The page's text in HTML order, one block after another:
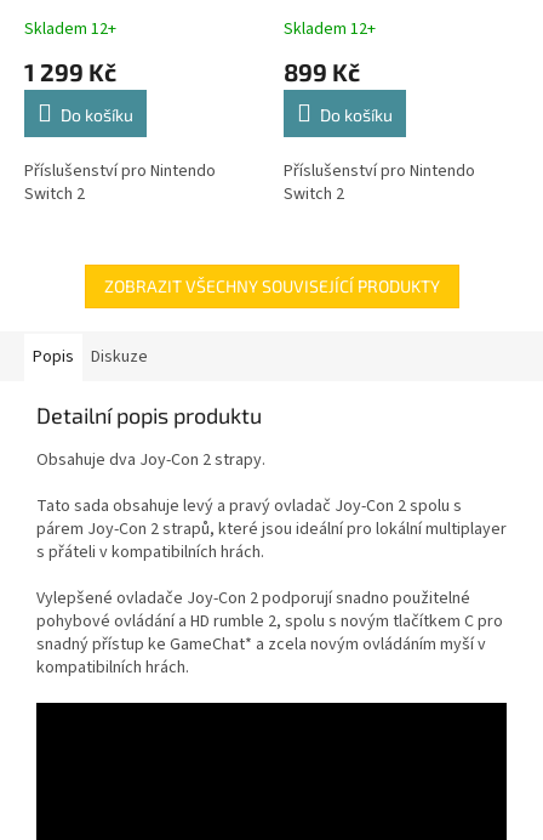
Skladem 12+
1 299 Kč
Do košíku
Příslušenství pro Nintendo
Switch 2
Skladem 12+
899 Kč
Do košíku
Příslušenství pro Nintendo
Switch 2
ZOBRAZIT VŠECHNY SOUVISEJÍCÍ PRODUKTY
Popis Diskuze
Detailní popis produktu
Obsahuje dva Joy-Con 2 strapy.
Tato sada obsahuje levý a pravý ovladač Joy-Con 2 spolu s
párem Joy-Con 2 strapů, které jsou ideální pro lokální multiplayer
s přáteli v kompatibilních hrách.
Vylepšené ovladače Joy-Con 2 podporují snadno použitelné
pohybové ovládání a HD rumble 2, spolu s novým tlačítkem C pro
snadný přístup ke GameChat* a zcela novým ovládáním myší v
kompatibilních hrách.